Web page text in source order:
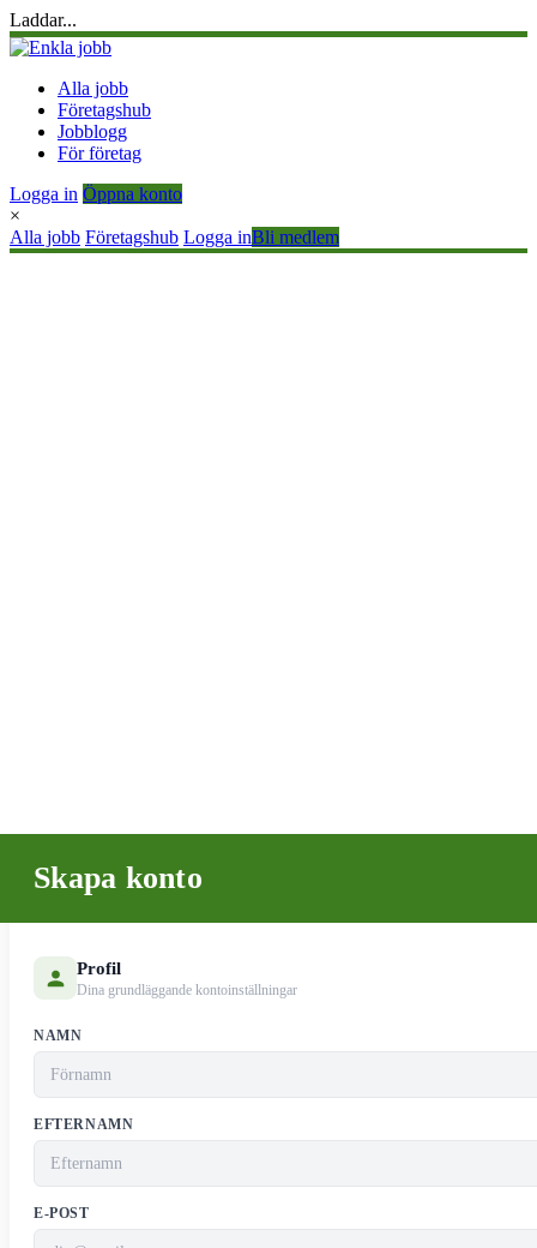
Laddar...
Alla jobb
Företagshub
Jobblogg
För företag
Logga in Öppna konto
×
Alla jobb Företagshub Logga inBli medlem
Skapa konto
Profil
Dina grundläggande kontoinställningar
NAMN
EFTERNAMN
E-POST